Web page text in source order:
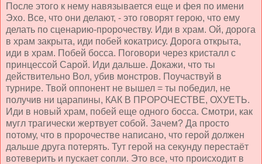
После этого к нему навязывается еще и фея по имени
Эхо. Все, что они делают, - это говорят герою, что ему
делать по сценарию-пророчеству. Иди в храм. Ой, дорога
в храм закрыта, иди побей кокатрису. Дорога открыта,
иди в храм. Побей босса. Поговори через кристалл с
принцессой Сарой. Иди дальше. Докажи, что ты
действительно Вол, убив монстров. Поучаствуй в
турнире. Твой оппонент не вышел = ты победил, не
получив ни царапины, КАК В ПРОРОЧЕСТВЕ, ОХУЕТЬ.
Иди в новый храм, побей еще одного босса. Смотри, как
мугл трагически жертвует собой. Зачем? Да просто
потому, что в пророчестве написано, что герой должен
дальше друга потерять. Тут герой на секунду перестаёт
вотеверить и пускает сопли. Это все, что происходит в